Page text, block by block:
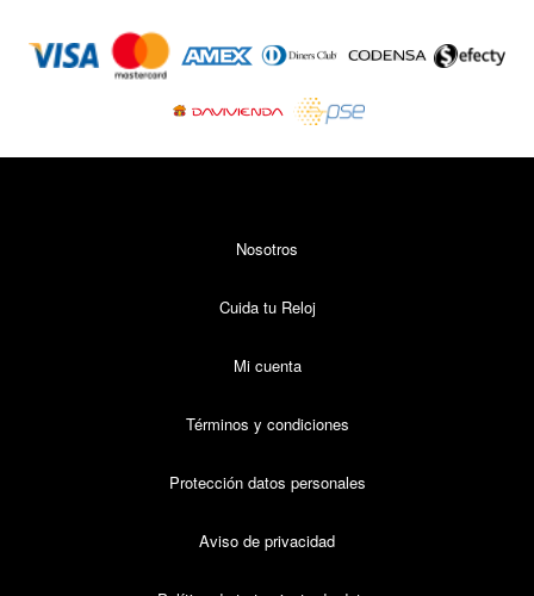
de
Nosotros
Cuida tu Reloj
Mi cuenta
Términos y condiciones
Protección datos personales
Aviso de privacidad